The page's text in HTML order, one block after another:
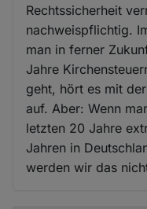
Rechtssicherheit
nachweispflichtig.
man in ferner
Jahre
geht, hört es mit
auf. Aber: Wenn
letzten 20 Jahre
Jahren in
werden wir das